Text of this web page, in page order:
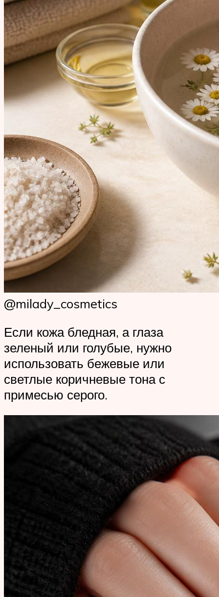
@milady_cosmetics
Если кожа бледная, а глаза
зеленый или голубые, нужно
использовать бежевые или
светлые коричневые тона с
примесью серого.